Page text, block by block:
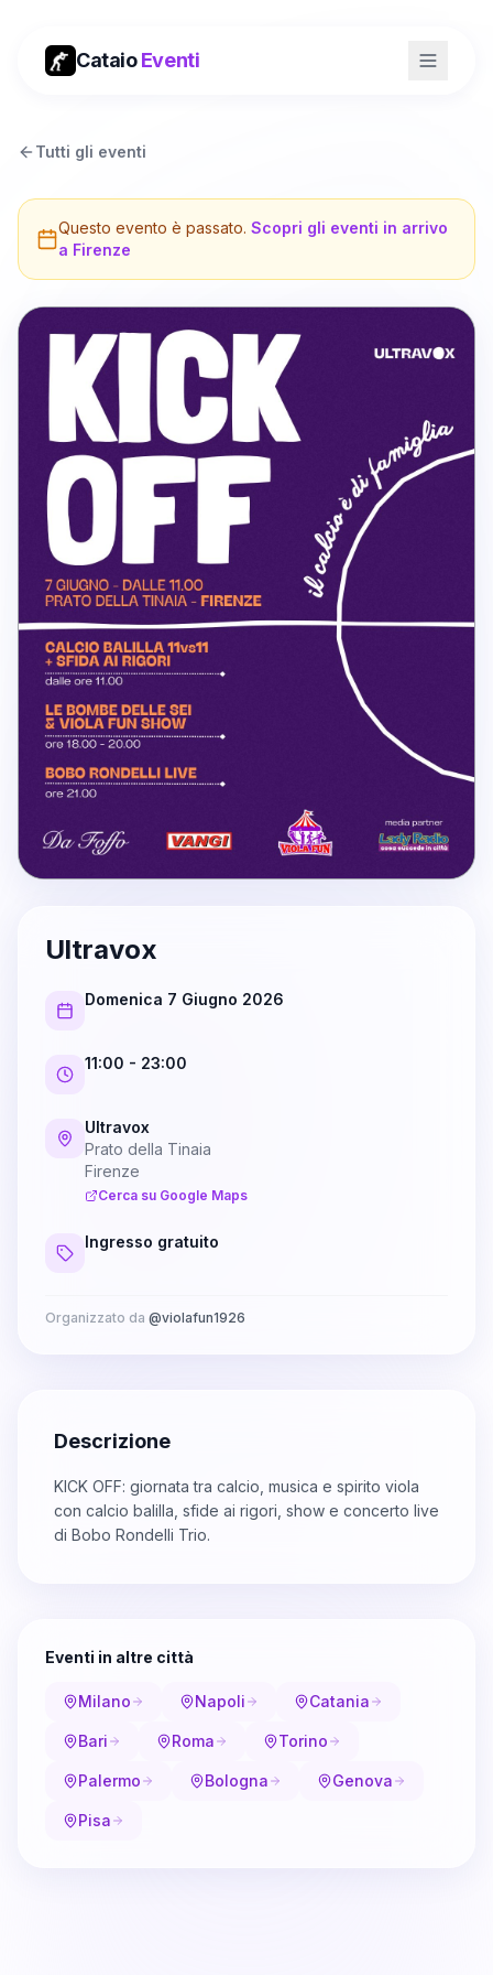
CataioEventi
Tutti gli eventi
Questo evento è passato. Scopri gli eventi in arrivo
a Firenze
Ultravox
Domenica 7 Giugno 2026
11:00 - 23:00
Ultravox
Prato della Tinaia
Firenze
Cerca su Google Maps
Ingresso gratuito
Organizzato da @violafun1926
Descrizione
KICK OFF: giornata tra calcio, musica e spirito viola
con calcio balilla, sfide ai rigori, show e concerto live
di Bobo Rondelli Trio.
Eventi in altre città
Milano Napoli Catania
Bari Roma Torino
Palermo Bologna Genova
Pisa